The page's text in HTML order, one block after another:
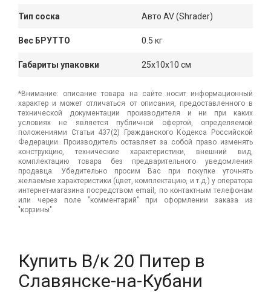
Тип соска Авто AV (Shrader)
Вес БРУТТО 0.5 кг
Габариты упаковки 25x10x10 см
*Внимание: описание товара на сайте носит информационный
характер и может отличаться от описания, предоставленного в
технической документации производителя и ни при каких
условиях не является публичной офертой, определяемой
положениями Статьи 437(2) Гражданского Кодекса Российской
Федерации. Производитель оставляет за собой право изменять
конструкцию, технические характеристики, внешний вид,
комплектацию товара без предварительного уведомления
продавца. Убедительно просим Вас при покупке уточнять
желаемые характеристики (цвет, комплектацию, и т.д.) у оператора
интернет-магазина посредством email, по контактным телефонам
или через поле "комментарий" при оформлении заказа из
"корзины".
Купить В/к 20 Питер в
Славянске-на-Кубани